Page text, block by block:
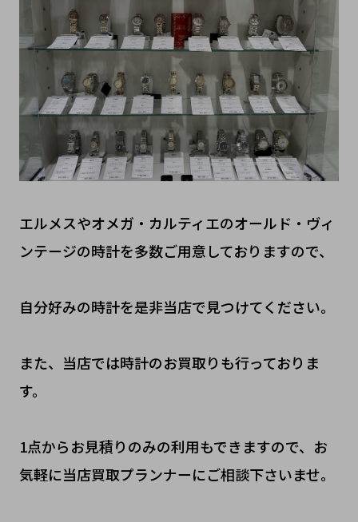
エルメスやオメガ・カルティエのオールド・ヴィ
ンテージの時計を多数ご用意しておりますので、
自分好みの時計を是非当店で見つけてください。
また、当店では時計のお買取りも行っておりま
す。
1点からお見積りのみの利用もできますので、お
気軽に当店買取プランナーにご相談下さいませ。